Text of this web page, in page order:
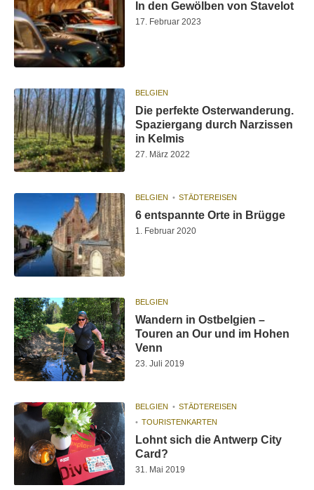
In den Gewölben von Stavelot
17. Februar 2023
BELGIEN
Die perfekte Osterwanderung.
Spaziergang durch Narzissen
in Kelmis
27. März 2022
BELGIEN STÄDTEREISEN
6 entspannte Orte in Brügge
1. Februar 2020
BELGIEN
Wandern in Ostbelgien –
Touren an Our und im Hohen
Venn
23. Juli 2019
BELGIEN
STÄDTEREISEN
TOURISTENKARTEN
Lohnt sich die Antwerp City
Card?
31. Mai 2019